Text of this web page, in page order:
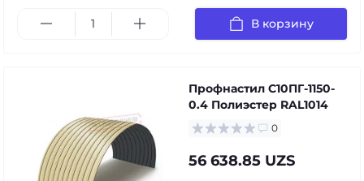
В корзину
Профнастил С10ПГ-1150-
0.4 Полиэстер RAL1014
0
56 638.85 UZS